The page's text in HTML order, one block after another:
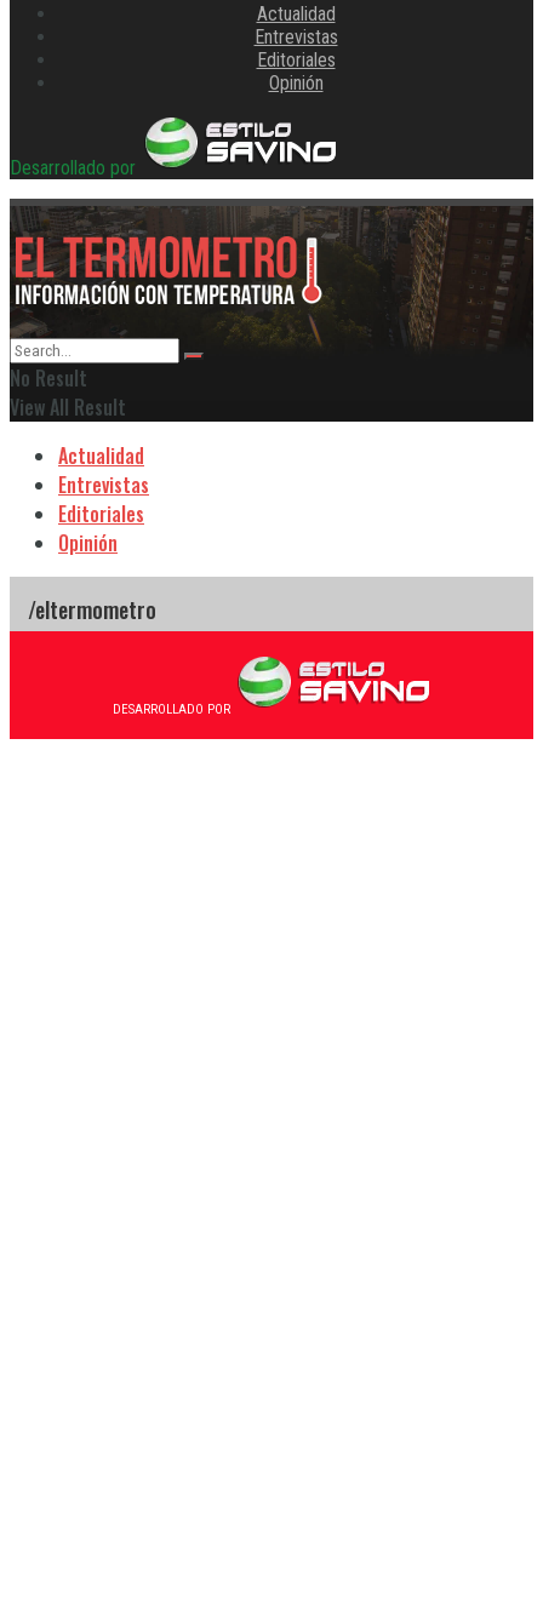
Actualidad
Entrevistas
Editoriales
Opinión
Desarrollado por
No Result
View All Result
Actualidad
Entrevistas
Editoriales
Opinión
DESARROLLADO POR